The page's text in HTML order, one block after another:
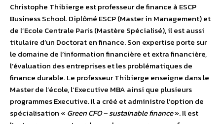
Christophe Thibierge est professeur de finance à ESCP
Business School. Diplômé ESCP (Master in Management) et
de l’Ecole Centrale Paris (Mastère Spécialisé), il est aussi
titulaire d’un Doctorat en finance. Son expertise porte sur
le domaine de l’information financière et extra financière,
l’évaluation des entreprises et les problématiques de
finance durable. Le professeur Thibierge enseigne dans le
Master de l’école, l’Executive MBA ainsi que plusieurs
programmes Executive. Il a créé et administre l’option de
spécialisation « Green CFO – sustainable finance». Il est